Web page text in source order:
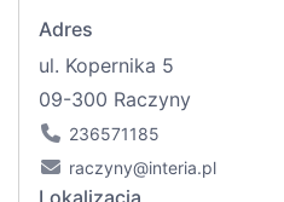
Adres
ul. Kopernika 5
09-300 Raczyny
236571185
raczyny@interia.pl